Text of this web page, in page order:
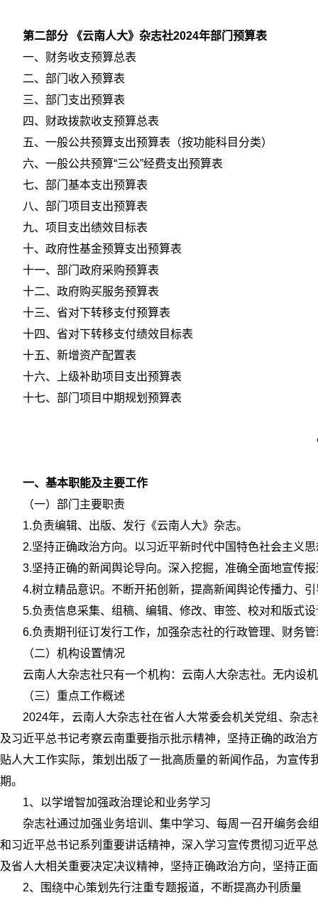
第二部分 《云南人大》杂志社2024年部门预算表
一、财务收支预算总表
二、部门收入预算表
三、部门支出预算表
四、财政拨款收支预算总表
五、一般公共预算支出预算表（按功能科目分类）
六、一般公共预算“三公”经费支出预算表
七、部门基本支出预算表
八、部门项目支出预算表
九、项目支出绩效目标表
十、政府性基金预算支出预算表
十一、部门政府采购预算表
十二、政府购买服务预算表
十三、省对下转移支付预算表
十四、省对下转移支付绩效目标表
十五、新增资产配置表
十六、上级补助项目支出预算表
十七、部门项目中期规划预算表
一、基本职能及主要工作
（一）部门主要职责
1.负责编辑、出版、发行《云南人大》杂志。
2.坚持正确政治方向。以习近平新时代中国特色社会主义
3.坚持正确的新闻舆论导向。深入挖掘，准确全面地宣传
4.树立精品意识。不断开拓创新，提高新闻舆论传播力、
5.负责信息采集、组稿、编辑、修改、审签、校对和版式
6.负责期刊征订发行工作，加强杂志社的行政管理、财务
（二）机构设置情况
云南人大杂志社只有一个机构：云南人大杂志社。无内设
（三）重点工作概述
2024年，云南人大杂志社在省人大常委会机关党组、杂
及习近平总书记考察云南重要指示批示精神，坚持正确的政治
贴人大工作实际，策划出版了一批高质量的新闻作品，为宣
期。
1、以学增智加强政治理论和业务学习
杂志社通过加强业务培训、集中学习、每周一召开编务会
和习近平总书记系列重要讲话精神，深入学习宣传贯彻习近平
及省人大相关重要决定决议精神，坚持正确政治方向，坚持正
2、围绕中心策划先行注重专题报道，不断提高办刊质量